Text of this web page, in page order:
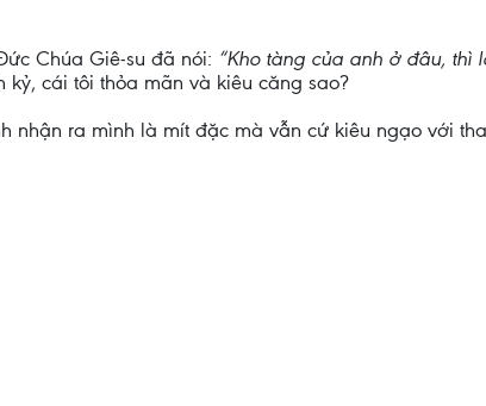
Chúa Giê-su đã nói: “Kho tàng của anh ở đâu, thì
cái tôi thỏa mãn và kiêu căng sao?
nhận ra mình là mít đặc mà vẫn cứ kiêu ngạo với